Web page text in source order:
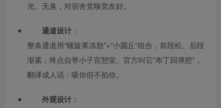
光。无臭，对宿舍党嗅觉友好。
通道设计 ：
整条通道用“螺旋果冻肋”+“小圆丘”组合，前段松、后段
渐紧，终点自带小子宫憩室。官方叫它“布丁回弹腔”，
翻译成人话：吸你但不掐你。
外观设计 ：